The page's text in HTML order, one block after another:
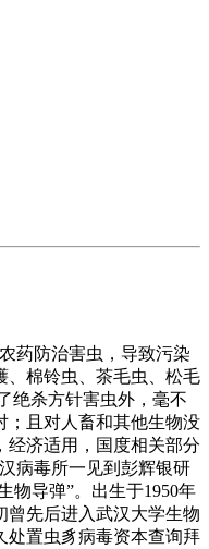
防治害虫，导致污染
、棉铃虫、茶毛虫、松毛
绝杀方针害虫外，毫不
；且对人畜和其他生物没
经济适用，国度相关部分
病毒所一见到彭辉银研
物导弹”。出生于1950年
曾先后进入武汉大学生物
处置虫豸病毒资本查询拜